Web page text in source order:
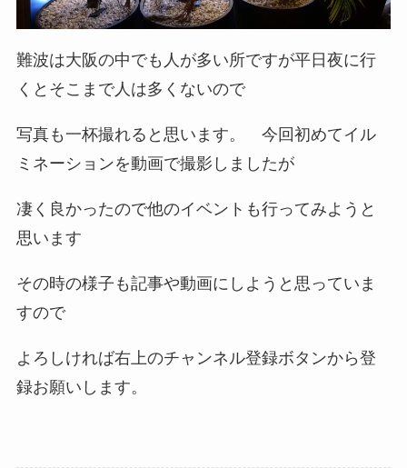
難波は大阪の中でも人が多い所ですが平日夜に行
くとそこまで人は多くないので
写真も一杯撮れると思います。 今回初めてイル
ミネーションを動画で撮影しましたが
凄く良かったので他のイベントも行ってみようと
思います
その時の様子も記事や動画にしようと思っていま
すので
よろしければ右上のチャンネル登録ボタンから登
録お願いします。